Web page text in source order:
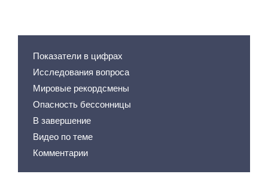
Показатели в цифрах
Исследования вопроса
Мировые рекордсмены
Опасность бессонницы
В завершение
Видео по теме
Комментарии